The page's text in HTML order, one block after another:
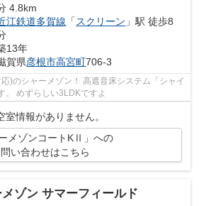
4.8km
江鉄道多賀線 「 スクリーン 」駅 徒歩8
13年
賀県彦根市高宮町706-3
)のシャーメゾン！ 高遮音床システム「シャイ
めずらしい3LDKですよ
室情報がありません。
ーメゾンコートKⅡ」への
い合わせはこちら
ゾン サマーフィールド